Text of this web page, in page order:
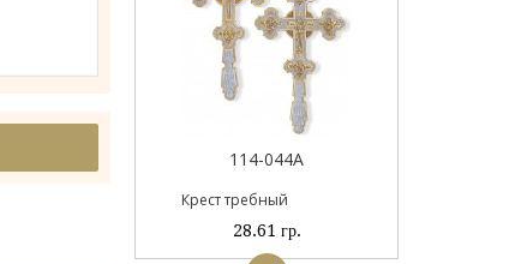
114-044А
Крест требный
28.61 гр.